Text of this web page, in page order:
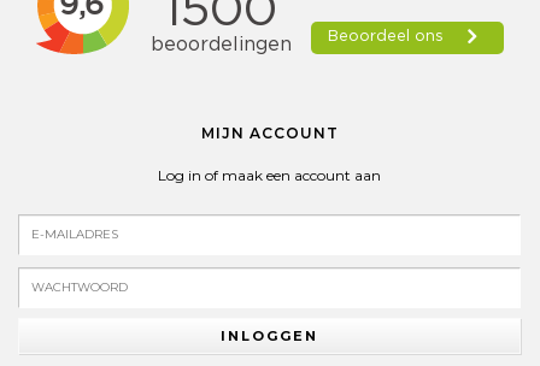
MIJN ACCOUNT
Log in of maak een account aan
INLOGGEN